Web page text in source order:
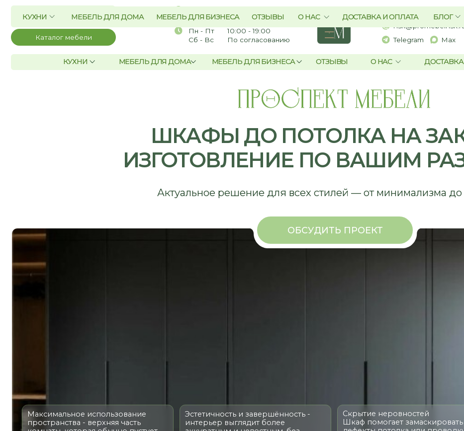
г. Новосибирск, пр. Академика
Лаврентьева, д.2/2, оф. 560
Каталог мебели
2гис 5.0
По согласованию
Сб - Вс
10:00 - 19:00
Пн - Пт
О НАС
КУХНИ ДОСТАВКА И ОПЛАТА
ОТЗЫВЫ
МЕБЕЛЬ ДЛЯ БИЗНЕСА
МЕБЕЛЬ ДЛЯ ДОМА
превращается в полезное место
для хранения
ИЗГОТОВЛЕНИЕ ПО ВАШИМ